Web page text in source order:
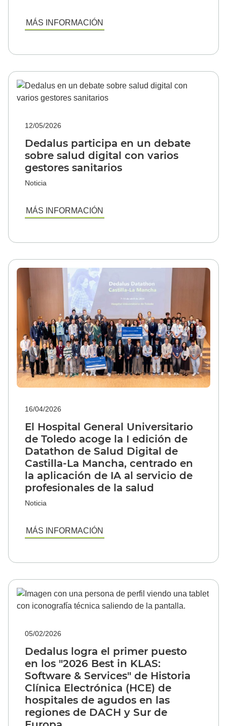
MÁS INFORMACIÓN
12/05/2026
Dedalus participa en un debate
sobre salud digital con varios
gestores sanitarios
Noticia
MÁS INFORMACIÓN
16/04/2026
El Hospital General Universitario
de Toledo acoge la I edición de
Datathon de Salud Digital de
Castilla-La Mancha, centrado en
la aplicación de IA al servicio de
profesionales de la salud
Noticia
MÁS INFORMACIÓN
05/02/2026
Dedalus logra el primer puesto
en los "2026 Best in KLAS:
Software & Services" de Historia
Clínica Electrónica (HCE) de
hospitales de agudos en las
regiones de DACH y Sur de